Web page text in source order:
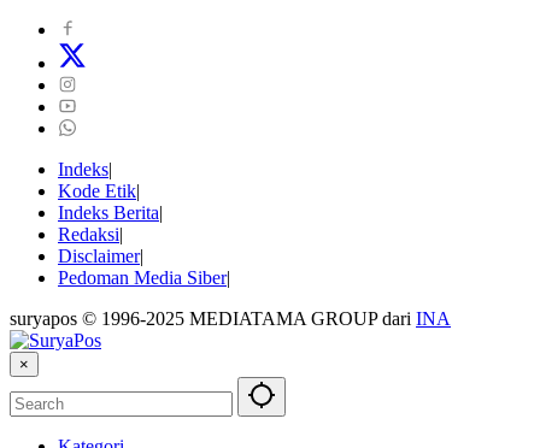
Indeks
Kode Etik
Indeks Berita
Redaksi
Disclaimer
Pedoman Media Siber
suryapos © 1996-2025 MEDIATAMA GROUP dari INA
×